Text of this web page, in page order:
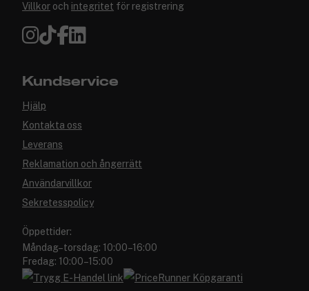
Villkor och integritet för registrering
Kundservice
Hjälp
Kontakta oss
Leverans
Reklamation och ångerrätt
Användarvillkor
Sekretesspolicy
Öppettider:
Måndag–torsdag: 10:00–16:00
Fredag: 10:00–15:00